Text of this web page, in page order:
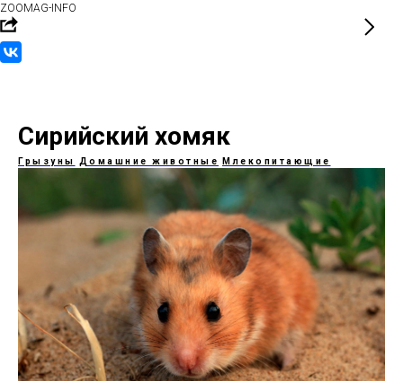
ZOOMAG-INFO
Сирийский хомяк
Грызуны Домашние животные Млекопитающие